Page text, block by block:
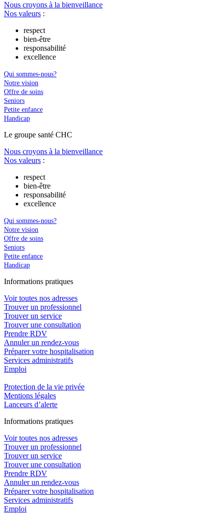
Nous croyons à la bienveillance
Nos valeurs :
respect
bien-être
responsabilité
excellence
Qui sommes-nous?
Notre vision
Offre de soins
Seniors
Petite enfance
Handicap
Le groupe santé CHC
Nous croyons à la bienveillance
Nos valeurs :
respect
bien-être
responsabilité
excellence
Qui sommes-nous?
Notre vision
Offre de soins
Seniors
Petite enfance
Handicap
Informations pratiques
Voir toutes nos adresses
Trouver un professionnel
Trouver un service
Trouver une consultation
Prendre RDV
Annuler un rendez-vous
Préparer votre hospitalisation
Services administratifs
Emploi​
Protection de la vie privée
Mentions légales
Lanceurs d’alerte
Informations pratiques
Voir toutes nos adresses
Trouver un professionnel
Trouver un service
Trouver une consultation
Prendre RDV
Annuler un rendez-vous
Préparer votre hospitalisation
Services administratifs
Emploi​